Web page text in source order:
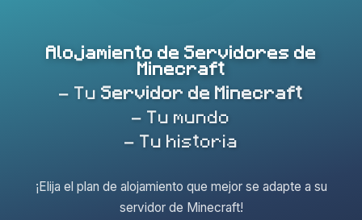
Alojamiento de Servidores de
Minecraft
- Tu Servidor de Minecraft
- Tu mundo
- Tu historia
¡Elija el plan de alojamiento que mejor se adapte a su
servidor de Minecraft!